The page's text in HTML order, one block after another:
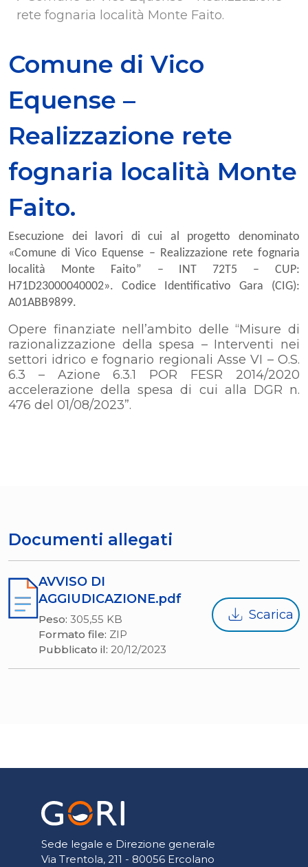
rete fognaria località Monte Faito.
Comune di Vico
Equense –
Realizzazione rete
fognaria località Monte
Faito.
Esecuzione dei lavori di cui al progetto denominato
«Comune di Vico Equense – Realizzazione rete fognaria
località Monte Faito” – INT 72T5 – CUP:
H71D23000040002». Codice Identificativo Gara (CIG):
A01ABB9899.
Opere finanziate nell’ambito delle “Misure di
razionalizzazione della spesa – Interventi nei
settori idrico e fognario regionali Asse VI – O.S.
6.3 – Azione 6.3.1 POR FESR 2014/2020
accelerazione della spesa di cui alla DGR n.
476 del 01/08/2023”.
Documenti allegati
AVVISO DI
AGGIUDICAZIONE.pdf
Peso: 305,55 KB
Formato file: ZIP
Pubblicato il: 20/12/2023
Scarica
Sede legale e Direzione generale
Via Trentola, 211 - 80056 Ercolano